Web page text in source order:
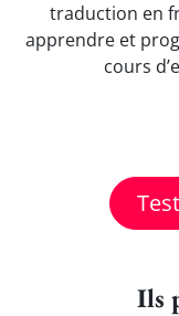
traduction en
apprendre et
cours
Ils